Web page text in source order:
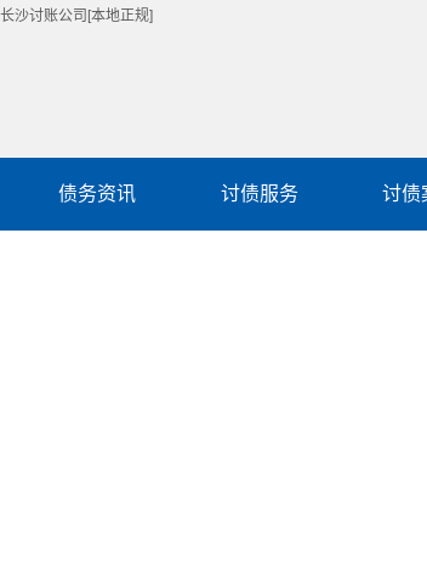
债务资讯 讨债服务 讨债